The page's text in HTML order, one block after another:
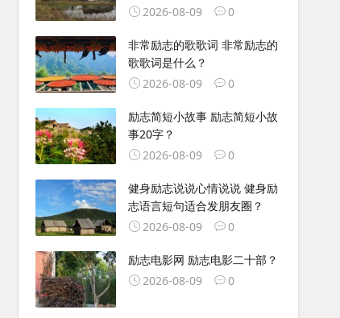
2026-08-09
0
非常励志的歌歌词 非常励志的
歌歌词是什么？
2026-08-09
0
励志简短小故事 励志简短小故
事20字？
2026-08-09
0
健身励志说说心情说说 健身励
志语言短句适合发朋友圈？
2026-08-09
0
励志电影网 励志电影二十部？
2026-08-09
0